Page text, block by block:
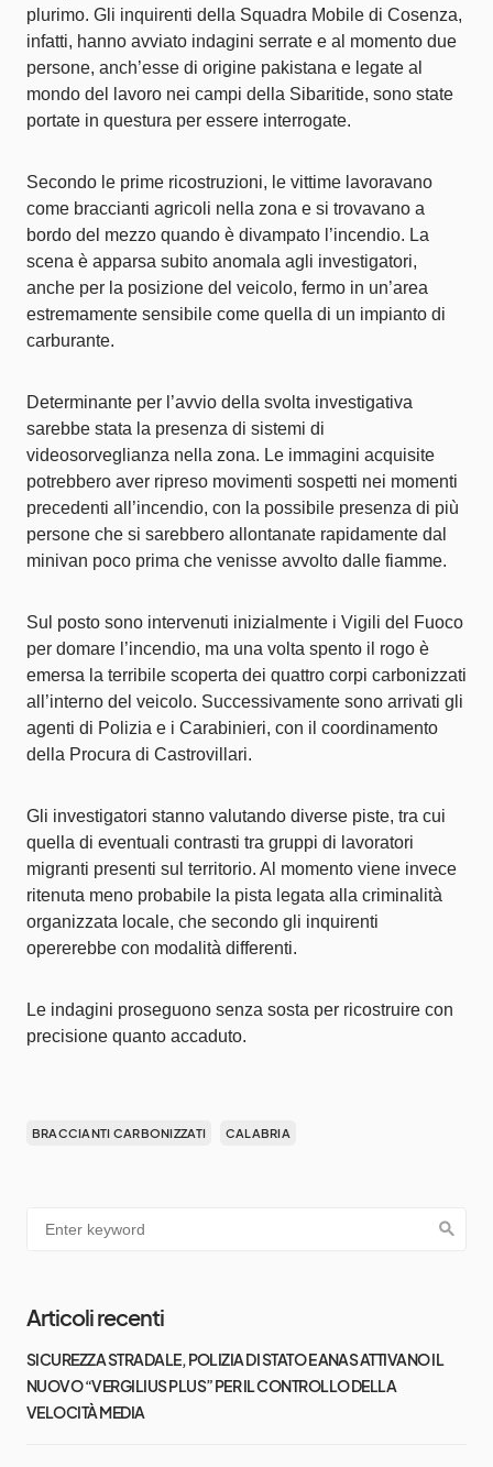
plurimo. Gli inquirenti della Squadra Mobile di Cosenza,
infatti, hanno avviato indagini serrate e al momento due
persone, anch’esse di origine pakistana e legate al
mondo del lavoro nei campi della Sibaritide, sono state
portate in questura per essere interrogate.
Secondo le prime ricostruzioni, le vittime lavoravano
come braccianti agricoli nella zona e si trovavano a
bordo del mezzo quando è divampato l’incendio. La
scena è apparsa subito anomala agli investigatori,
anche per la posizione del veicolo, fermo in un’area
estremamente sensibile come quella di un impianto di
carburante.
Determinante per l’avvio della svolta investigativa
sarebbe stata la presenza di sistemi di
videosorveglianza nella zona. Le immagini acquisite
potrebbero aver ripreso movimenti sospetti nei momenti
precedenti all’incendio, con la possibile presenza di più
persone che si sarebbero allontanate rapidamente dal
minivan poco prima che venisse avvolto dalle fiamme.
Sul posto sono intervenuti inizialmente i Vigili del Fuoco
per domare l’incendio, ma una volta spento il rogo è
emersa la terribile scoperta dei quattro corpi carbonizzati
all’interno del veicolo. Successivamente sono arrivati gli
agenti di Polizia e i Carabinieri, con il coordinamento
della Procura di Castrovillari.
Gli investigatori stanno valutando diverse piste, tra cui
quella di eventuali contrasti tra gruppi di lavoratori
migranti presenti sul territorio. Al momento viene invece
ritenuta meno probabile la pista legata alla criminalità
organizzata locale, che secondo gli inquirenti
opererebbe con modalità differenti.
Le indagini proseguono senza sosta per ricostruire con
precisione quanto accaduto.
BRACCIANTI CARBONIZZATI CALABRIA
Articoli recenti
SICUREZZA STRADALE, POLIZIA DI STATO E ANAS ATTIVANO IL
NUOVO “VERGILIUS PLUS” PER IL CONTROLLO DELLA
VELOCITÀ MEDIA